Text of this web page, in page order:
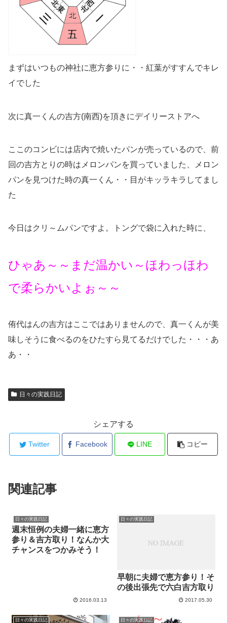
まずはいつもの神社に恵方参りに・・紅葉がすすんでキレ
イでした
次に真一くんの吉方(南西)を頂きにデイリーストアへ
ここのコンビには店内で焼いたパンが売っているので、前
回の吉方とりの時はメロンパンを買っていました、メロン
パンを見つけた時の真一くん・・目がキッラキラしてまし
た
今日はクリ～ムパンですよ。トングで袋に入れた時に、
ひゃあ～～まだ温かい～ほわっほわ
で柔らかいよぉ～～
侑代はんの吉方はここではありませんので、真一くんが美
味しそうに食べるのをひたすら見てるだけでした・・・あ
あ・・
日々の実践日記
シェアする
Twitter Facebook LINE コピー
関連記事
日々の実践日記
週末恒例の夫婦一緒に恵方
参り＆吉方取り！なんか大
チャンスをつかみそう！
2016.03.13
日々の実践日記
早朝に夫婦で恵方参り！そ
の後出張先で六白吉方取り
2017.05.30
日々の実践日記 日々の実践日記